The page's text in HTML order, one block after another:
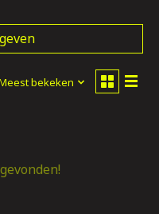
bekeken